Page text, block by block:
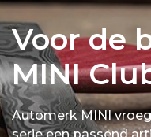
Voor de
MINI
Automerk MINI
serie een passend